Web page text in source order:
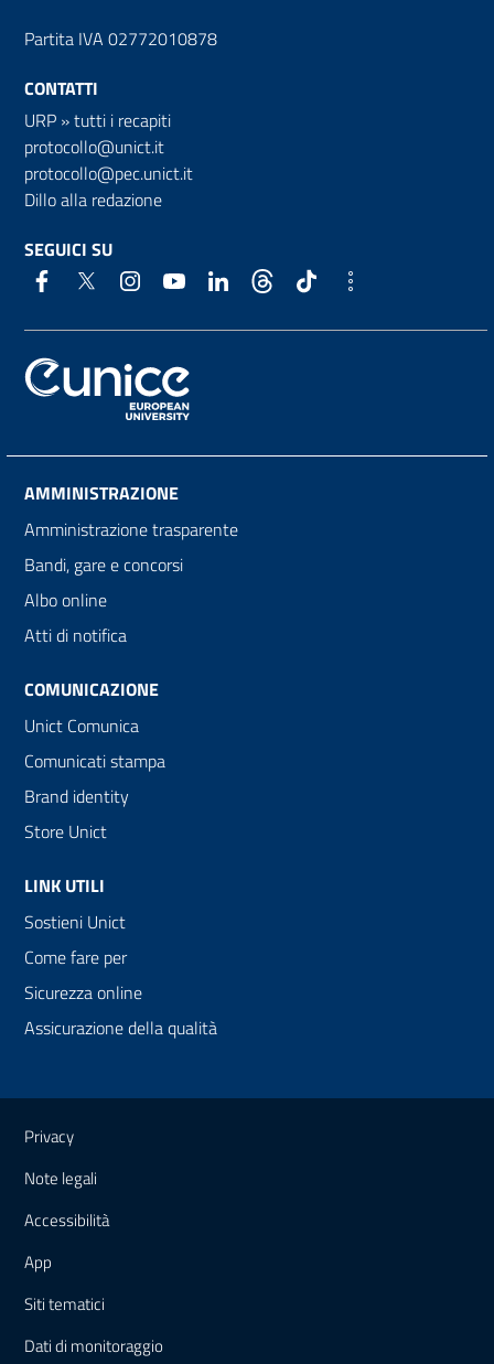
Partita IVA 02772010878
CONTATTI
URP »tutti i recapiti
protocollo@unict.it
protocollo@pec.unict.it
Dillo alla redazione
SEGUICI SU
AMMINISTRAZIONE
Amministrazione trasparente
Bandi, gare e concorsi
Albo online
Atti di notifica
COMUNICAZIONE
Unict Comunica
Comunicati stampa
Brand identity
Store Unict
LINK UTILI
Sostieni Unict
Come fare per
Sicurezza online
Assicurazione della qualità
Link e informazioni utili
Privacy
Note legali
Accessibilità
App
Siti tematici
Dati di monitoraggio